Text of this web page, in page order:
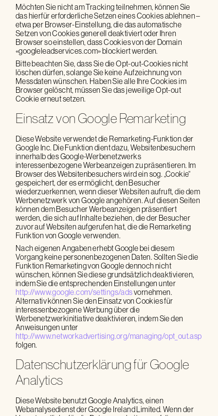
Möchten Sie nicht am Tracking teilnehmen, können Sie
das hierfür erforderliche Setzen eines Cookies ablehnen –
etwa per Browser-Einstellung, die das automatische
Setzen von Cookies generell deaktiviert oder Ihren
Browser so einstellen, dass Cookies von der Domain
«googleleadservices.com» blockiert werden.
Bitte beachten Sie, dass Sie die Opt-out-Cookies nicht
löschen dürfen, solange Sie keine Aufzeichnung von
Messdaten wünschen. Haben Sie alle Ihre Cookies im
Browser gelöscht, müssen Sie das jeweilige Opt-out
Cookie erneut setzen.
Einsatz von Google Remarketing
Diese Website verwendet die Remarketing-Funktion der
Google Inc. Die Funktion dient dazu, Websitenbesuchern
innerhalb des Google-Werbenetzwerks
interessenbezogene Werbeanzeigen zu präsentieren. Im
Browser des Websitenbesuchers wird ein sog. „Cookie“
gespeichert, der es ermöglicht, den Besucher
wiederzuerkennen, wenn dieser Websiten aufruft, die dem
Werbenetzwerk von Google angehören. Auf diesen Seiten
können dem Besucher Werbeanzeigen präsentiert
werden, die sich auf Inhalte beziehen, die der Besucher
zuvor auf Websiten aufgerufen hat, die die Remarketing
Funktion von Google verwenden.
Nach eigenen Angaben erhebt Google bei diesem
Vorgang keine personenbezogenen Daten. Sollten Sie die
Funktion Remarketing von Google dennoch nicht
wünschen, können Sie diese grundsätzlich deaktivieren,
indem Sie die entsprechenden Einstellungen unter
http://www.google.com/settings/adsvornehmen.
Alternativ können Sie den Einsatz von Cookies für
interessenbezogene Werbung über die
Werbenetzwerkinitiative deaktivieren, indem Sie den
Anweisungen unter
http://www.networkadvertising.org/managing/opt_out.asp
folgen.
Datenschutzerklärung für Google
Analytics
Diese Website benutzt Google Analytics, einen
Webanalysedienst der Google Ireland Limited. Wenn der